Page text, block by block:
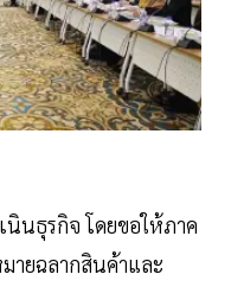
นินธุรกิจ โดยขอให้ภาค
ายฉลากสินค้าและ